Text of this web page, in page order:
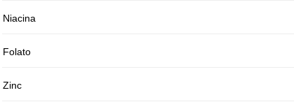
Niacina
Folato
Zinc